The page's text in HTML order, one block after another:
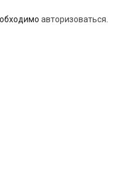
авторизоваться